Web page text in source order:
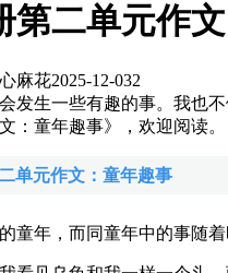
第二单元作
麻花2025-12-032
发生一些有趣的事。我也
：童年趣事》，欢迎阅读。
单元作文：童年趣事
年，而同童年中的事随着